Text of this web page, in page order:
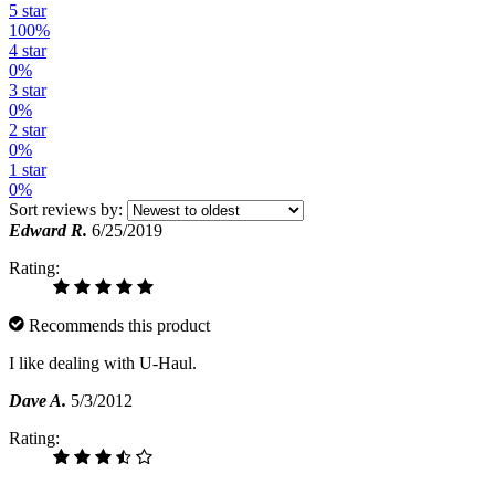
5 star
100%
4 star
0%
3 star
0%
2 star
0%
1 star
0%
Sort reviews by:
Edward R. 6/25/2019
Rating:
Recommends this product
I like dealing with U-Haul.
Dave A. 5/3/2012
Rating: